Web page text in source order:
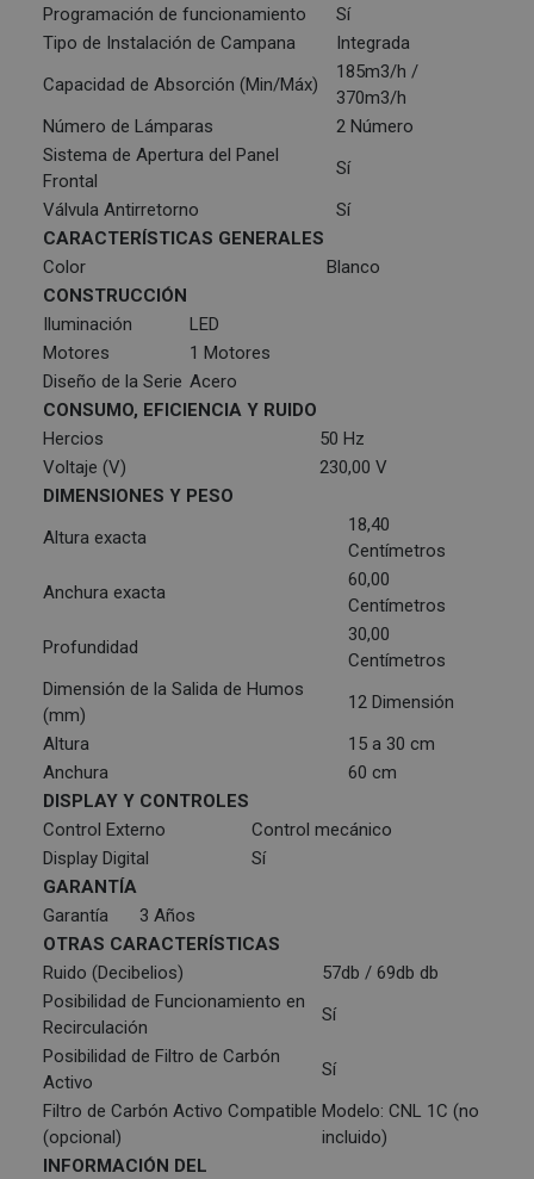
Programación de funcionamiento
Sí
Tipo de Instalación de Campana
Integrada
Capacidad de Absorción (Min/Máx)
185m3/h /
370m3/h
Número de Lámparas
2 Número
Sistema de Apertura del Panel
Frontal
Sí
Válvula Antirretorno
Sí
CARACTERÍSTICAS GENERALES
Color
Blanco
CONSTRUCCIÓN
Iluminación
LED
Motores
1 Motores
Diseño de la Serie Acero
CONSUMO, EFICIENCIA Y RUIDO
Hercios
50 Hz
Voltaje (V)
230,00 V
DIMENSIONES Y PESO
Altura exacta
18,40
Centímetros
Anchura exacta
60,00
Centímetros
Profundidad
30,00
Centímetros
Dimensión de la Salida de Humos
(mm)
12 Dimensión
Altura
15 a 30 cm
Anchura
60 cm
DISPLAY Y CONTROLES
Control Externo
Control mecánico
Display Digital
Sí
GARANTÍA
Garantía
3 Años
OTRAS CARACTERÍSTICAS
Ruido (Decibelios)
57db / 69db db
Posibilidad de Funcionamiento en
Recirculación
Sí
Posibilidad de Filtro de Carbón
Activo
Sí
Filtro de Carbón Activo Compatible
(opcional)
Modelo: CNL 1C (no
incluido)
INFORMACIÓN DEL